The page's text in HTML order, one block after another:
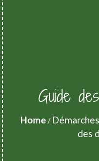
Guide
Home /
des